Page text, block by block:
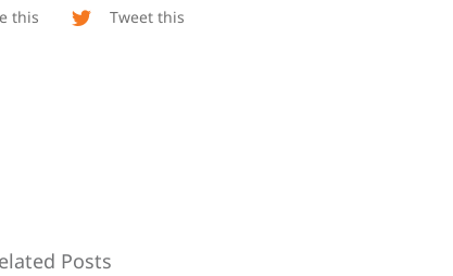
this Tweet this
Posts